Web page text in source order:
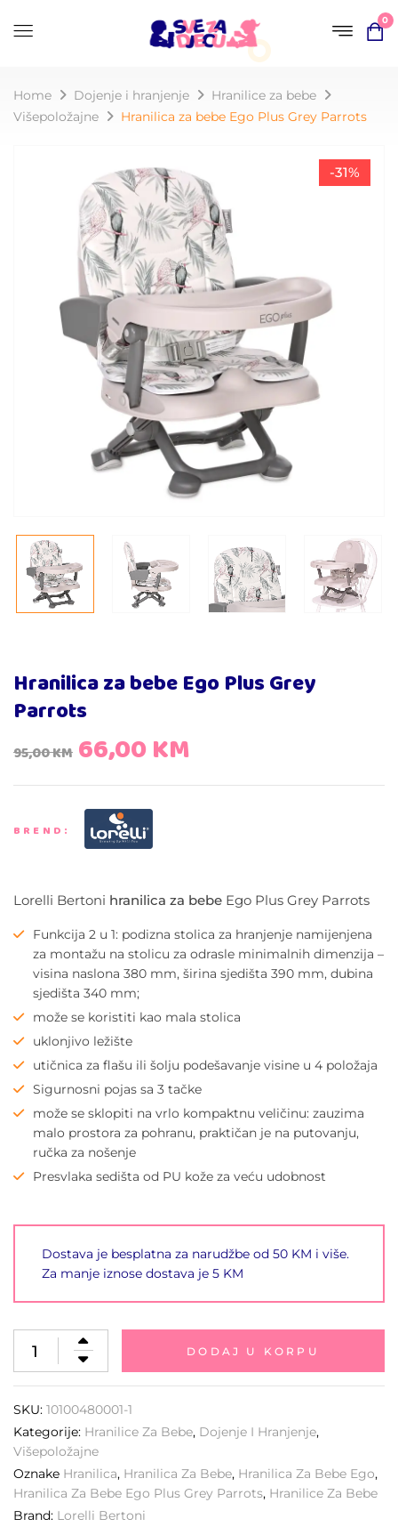
0
Home Dojenje i hranjenje
Hranilice za bebe
Višepoložajne
Hranilica za bebe Ego Plus Grey Parrots
-31%
Hranilica za bebe Ego Plus Grey
Parrots
95,00KM 66,00KM
BREND:
Lorelli Bertoni hranilica za bebe Ego Plus Grey Parrots
Funkcija 2 u 1: podizna stolica za hranjenje namijenjena
za montažu na stolicu za odrasle minimalnih dimenzija –
visina naslona 380 mm, širina sjedišta 390 mm, dubina
sjedišta 340 mm;
može se koristiti kao mala stolica
uklonjivo ležište
utičnica za flašu ili šolju podešavanje visine u 4 položaja
Sigurnosni pojas sa 3 tačke
može se sklopiti na vrlo kompaktnu veličinu: zauzima
malo prostora za pohranu, praktičan je na putovanju,
ručka za nošenje
Presvlaka sedišta od PU kože za veću udobnost
Dostava je besplatna za narudžbe od 50 KM i više.
Za manje iznose dostava je 5 KM
DODAJ U KORPU
SKU: 10100480001-1
Kategorije: Hranilice Za Bebe, Dojenje I Hranjenje,
Višepoložajne
Oznake Hranilica, Hranilica Za Bebe, Hranilica Za Bebe Ego,
Hranilica Za Bebe Ego Plus Grey Parrots, Hranilice Za Bebe
Brand: Lorelli Bertoni